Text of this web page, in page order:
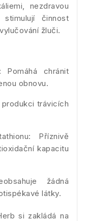
nezdravou
činnost
žluči.
Pomáhá chránit
obnovu.
produkci trávicích
Příznivě
kapacitu
žádná
látky.
si zakládá na